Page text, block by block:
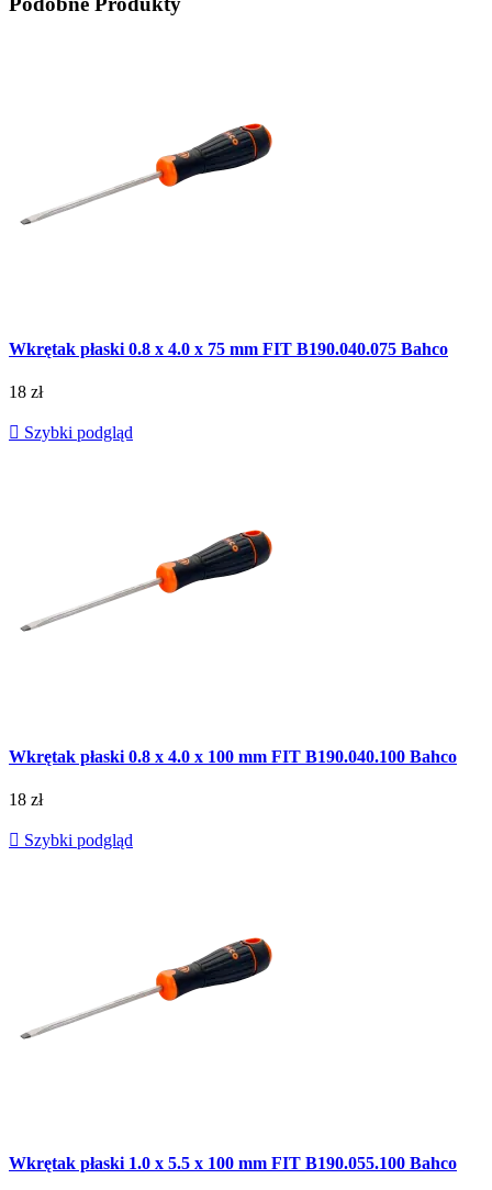
Wkrętak płaski 0.8 x 4.0 x 75 mm FIT B190.040.075 Bahco
18 zł
 Szybki podgląd
Wkrętak płaski 0.8 x 4.0 x 100 mm FIT B190.040.100 Bahco
18 zł
 Szybki podgląd
Wkrętak płaski 1.0 x 5.5 x 100 mm FIT B190.055.100 Bahco